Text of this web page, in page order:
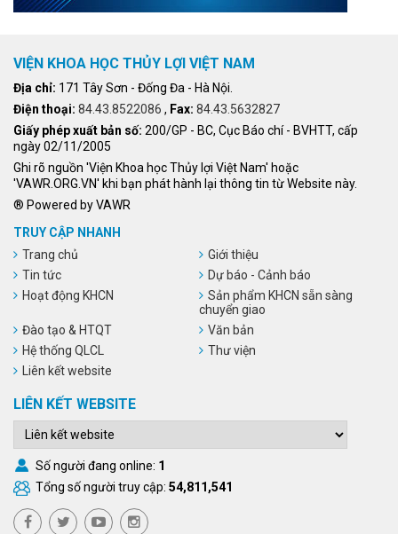
VIỆN KHOA HỌC THỦY LỢI VIỆT NAM
Địa chỉ: 171 Tây Sơn - Đống Đa - Hà Nội.
Điện thoại: 84.43.8522086 , Fax: 84.43.5632827
Giấy phép xuất bản số: 200/GP - BC, Cục Báo chí - BVHTT, cấp
ngày 02/11/2005
Ghi rõ nguồn 'Viện Khoa học Thủy lợi Việt Nam' hoặc
'VAWR.ORG.VN' khi bạn phát hành lại thông tin từ Website này.
® Powered by VAWR
TRUY CẬP NHANH
Trang chủ
Giới thiệu
Tin tức
Dự báo - Cảnh báo
Hoạt động KHCN
Sản phẩm KHCN sẵn sàng
chuyển giao
Đào tạo & HTQT
Văn bản
Hệ thống QLCL
Thư viện
Liên kết website
LIÊN KẾT WEBSITE
Số người đang online: 1
Tổng số người truy cập: 54,811,541